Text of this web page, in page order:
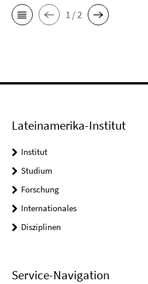
1 / 2
Lateinamerika-Institut
Institut
Studium
Forschung
Internationales
Disziplinen
Service-Navigation